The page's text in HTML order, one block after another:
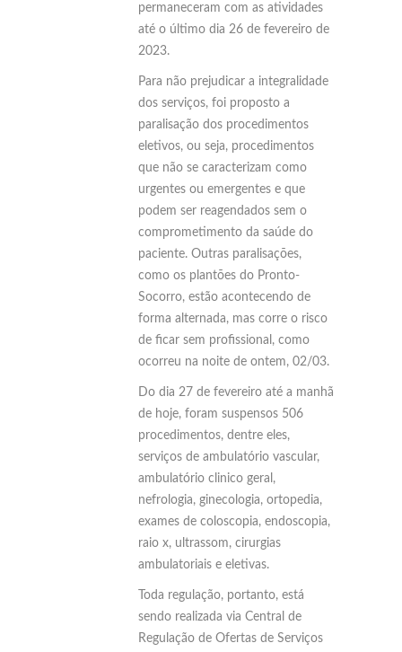
permaneceram com as atividades
até o último dia 26 de fevereiro de
2023.
Para não prejudicar a integralidade
dos serviços, foi proposto a
paralisação dos procedimentos
eletivos, ou seja, procedimentos
que não se caracterizam como
urgentes ou emergentes e que
podem ser reagendados sem o
comprometimento da saúde do
paciente. Outras paralisações,
como os plantões do Pronto-
Socorro, estão acontecendo de
forma alternada, mas corre o risco
de ficar sem profissional, como
ocorreu na noite de ontem, 02/03.
Do dia 27 de fevereiro até a manhã
de hoje, foram suspensos 506
procedimentos, dentre eles,
serviços de ambulatório vascular,
ambulatório clinico geral,
nefrologia, ginecologia, ortopedia,
exames de coloscopia, endoscopia,
raio x, ultrassom, cirurgias
ambulatoriais e eletivas.
Toda regulação, portanto, está
sendo realizada via Central de
Regulação de Ofertas de Serviços